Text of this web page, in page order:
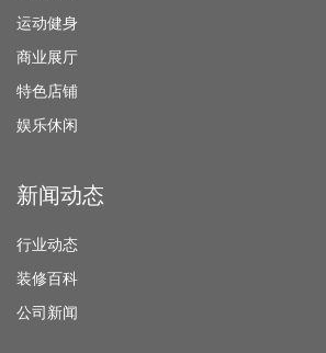
运动健身
商业展厅
特色店铺
娱乐休闲
新闻动态
行业动态
装修百科
公司新闻